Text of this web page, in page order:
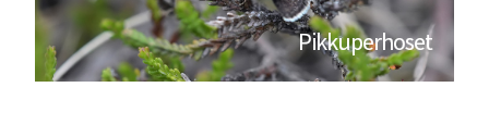
Pikkuperhoset